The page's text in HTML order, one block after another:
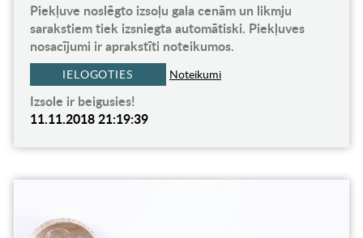
Piekļuve noslēgto izsoļu gala cenām un likmju
sarakstiem tiek izsniegta automātiski. Piekļuves
nosacījumi ir aprakstīti noteikumos.
IELOGOTIES Noteikumi
Izsole ir beigusies!
11.11.2018 21:19:39